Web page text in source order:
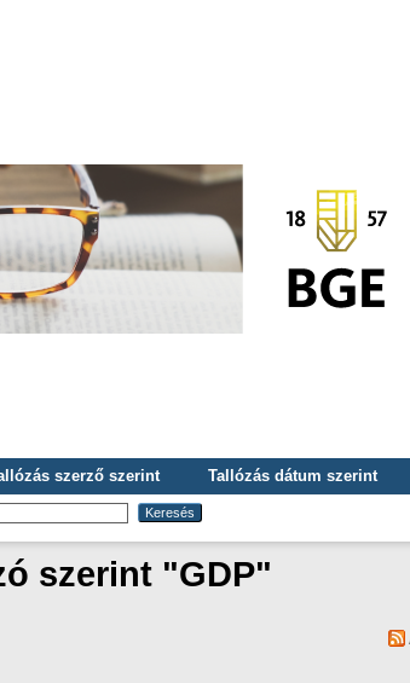
szerző szerint Tallózás dátum szerint
szerint "GDP"